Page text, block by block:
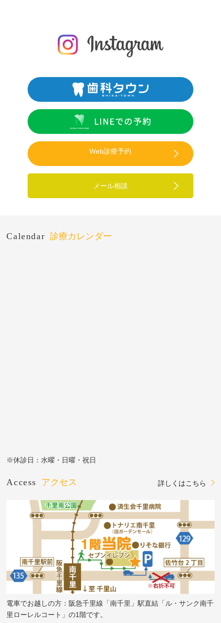
Web診療予約
メール相談
Calendar 診療カレンダー
※休診日：水曜・日曜・祝日
Access アクセス 詳しくはこちら
電車でお越しの方：阪急千里線「南千里」駅直結「ル・サンク南千
里ローレルコート」の1階です。